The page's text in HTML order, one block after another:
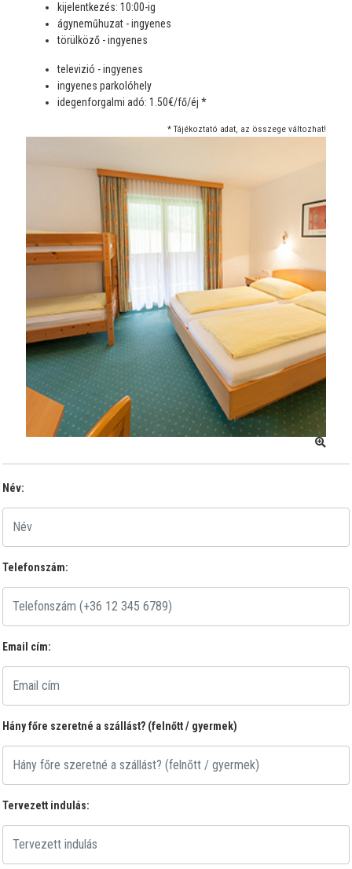
kijelentkezés: 10:00-ig
ágyneműhuzat - ingyenes
törülköző - ingyenes
televizió - ingyenes
ingyenes parkolóhely
idegenforgalmi adó: 1.50€/fő/éj *
* Tájékoztató adat, az összege változhat!
Név:
Telefonszám:
Email cím:
Hány főre szeretné a szállást? (felnőtt / gyermek)
Tervezett indulás: